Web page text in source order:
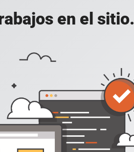
en el sitio.